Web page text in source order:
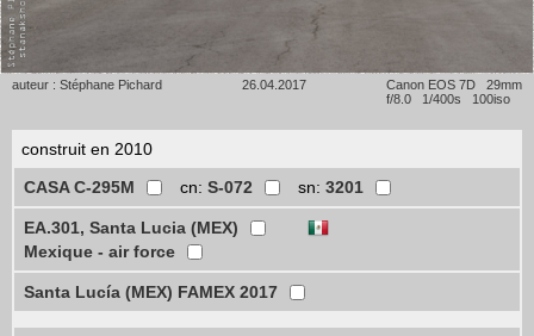
auteur : Stéphane Pichard 26.04.2017
Canon EOS 7D 29mm
f/8.0 1/400s 100iso
construit en 2010
CASA C-295M
cn: S-072 sn: 3201
EA.301, Santa Lucia (MEX)
Mexique - air force
Santa Lucía (MEX) FAMEX 2017